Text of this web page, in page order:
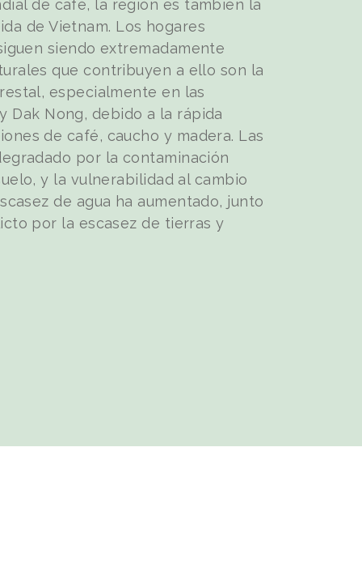
de café, la región es también la
de Vietnam. Los hogares
siendo extremadamente
que contribuyen a ello son la
especialmente en las
Dak Nong, debido a la rápida
de café, caucho y madera. Las
por la contaminación
y la vulnerabilidad al cambio
de agua ha aumentado, junto
por la escasez de tierras y